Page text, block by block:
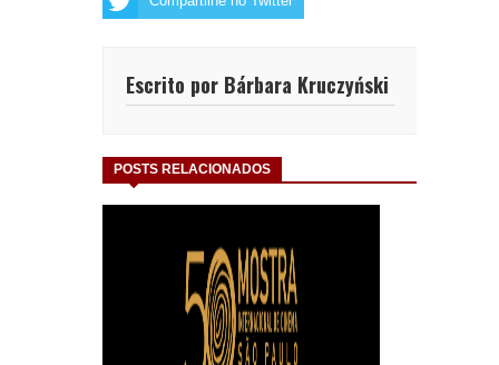
Escrito por Bárbara Kruczyński
POSTS RELACIONADOS